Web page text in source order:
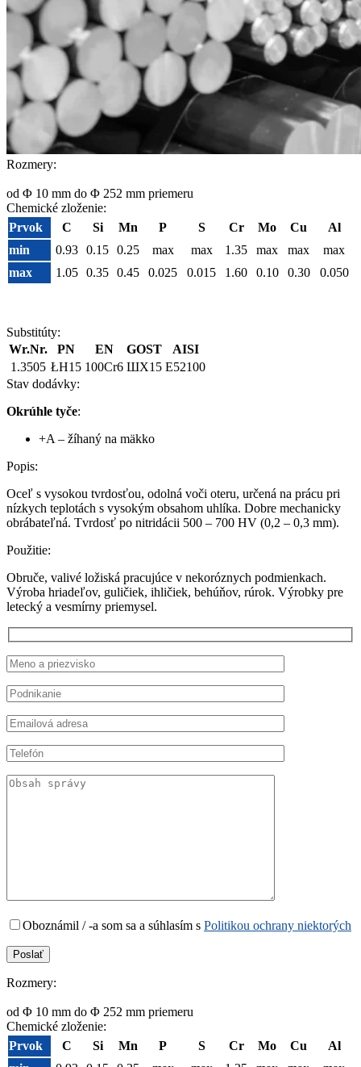
Rozmery:
od Φ 10 mm do Φ 252 mm priemeru
Chemické zloženie:
Prvok
C Si Mn P S Cr Mo Cu
Al
min
0.93 0.15 0.25 max max 1.35 max max
max
max
1.05 0.35 0.45 0.025 0.015 1.60 0.10 0.30 0.050
Substitúty:
Wr.Nr.
PN EN GOST
AISI
1.3505 ŁH15 100Cr6 ШХ15 E52100
Stav dodávky:
Okrúhle tyče:
+A – žíhaný na mäkko
Popis:
Oceľ s vysokou tvrdosťou, odolná voči oteru, určená na prácu pri
nízkych teplotách s vysokým obsahom uhlíka. Dobre mechanicky
obrábateľná. Tvrdosť po nitridácii 500 – 700 HV (0,2 – 0,3 mm).
Použitie:
Obruče, valivé ložiská pracujúce v nekoróznych podmienkach.
Výroba hriadeľov, guličiek, ihličiek, behúňov, rúrok. Výrobky pre
letecký a vesmírny priemysel.
Oboznámil / -a som sa a súhlasím s Politikou ochrany niektorých
Rozmery:
od Φ 10 mm do Φ 252 mm priemeru
Chemické zloženie:
Prvok
C Si Mn P S Cr Mo Cu
Al